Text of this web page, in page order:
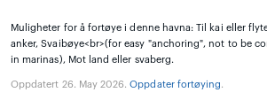
Muligheter for å fortøye i denne havna: Til kai eller
anker, Svaibøye<br>(for easy "anchoring", not to be
in marinas), Mot land eller svaberg.
Oppdatert 26. May 2026.Oppdater fortøying.